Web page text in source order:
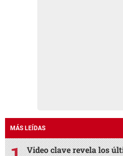
MÁS LEÍDAS
Video clave revela los